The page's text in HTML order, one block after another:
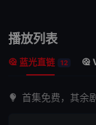
今年迎来了万众瞩
播放列表
蓝光直链 12
首集免费，其余